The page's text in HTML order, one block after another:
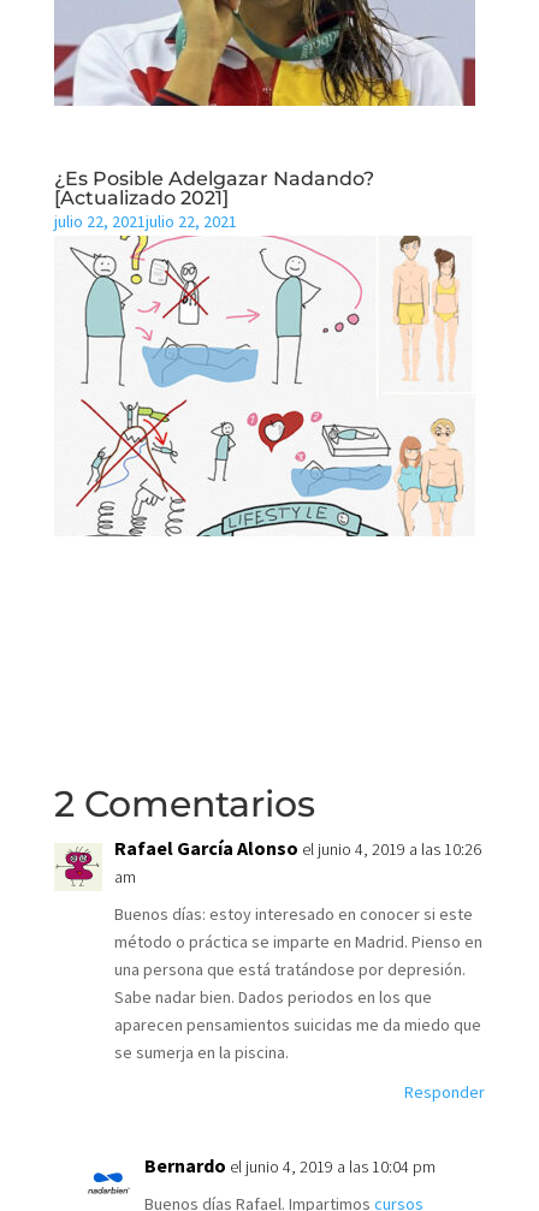
¿Es Posible Adelgazar Nadando?
[Actualizado 2021]
julio 22, 2021julio 22, 2021
2 Comentarios
Rafael García Alonso el junio 4, 2019 a las 10:26
am
Buenos días: estoy interesado en conocer si este
método o práctica se imparte en Madrid. Pienso en
una persona que está tratándose por depresión.
Sabe nadar bien. Dados periodos en los que
aparecen pensamientos suicidas me da miedo que
se sumerja en la piscina.
Responder
Bernardo el junio 4, 2019 a las 10:04 pm
Buenos días Rafael. Impartimos cursos